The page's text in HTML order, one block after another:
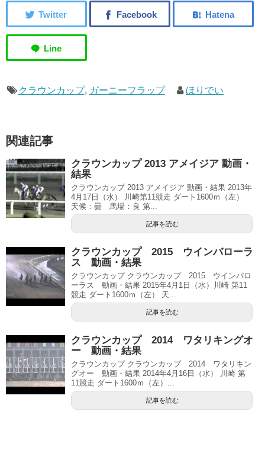
クラウンカップ, ガーニーフラップ ほりでい
関連記事
クラウンカップ 2013 アメイジア 動画・
結果
クラウンカップ 2013 アメイジア 動画・結果 2013年
4月17日（水） 川崎第11競走 ダート1600ｍ（左）
天候：曇 馬場：良 第...
記事を読む
クラウンカップ 2015 ウインバローラ
ス 動画・結果
クラウンカップ クラウンカップ 2015 ウインバロ
ーラス 動画・結果 2015年4月1日（水）川崎 第11
競走 ダート1600ｍ（左） 天...
記事を読む
クラウンカップ 2014 ワタリキングオ
ー 動画・結果
クラウンカップ クラウンカップ 2014 ワタリキン
グオー 動画・結果 2014年4月16日（水） 川崎 第
11競走 ダート1600ｍ（左）...
記事を読む